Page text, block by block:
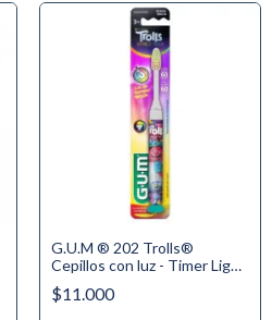
G.U.M ® 202 Trolls®
Cepillos con luz - Timer Light
- Cepillo Suave para Niños +3
años NUEVO! de
$11.000